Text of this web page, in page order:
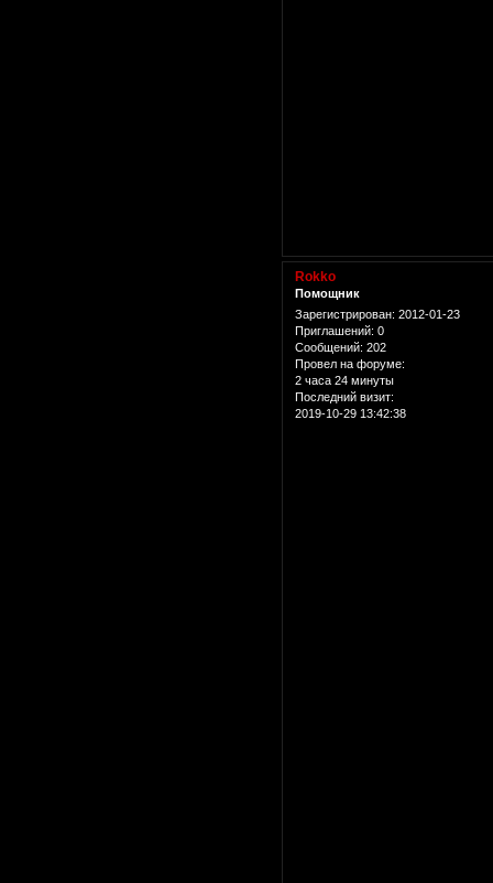
Rokko
Помощник
Зарегистрирован: 2012-01-23
Приглашений: 0
Сообщений: 202
Провел на форуме:
2 часа 24 минуты
Последний визит:
2019-10-29 13:42:38